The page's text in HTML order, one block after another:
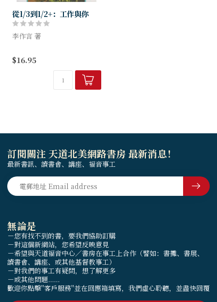
從1/3到1/2+：工作與你
李作言 著
班族，本書是必讀之書！實際
提供建立工作品格、同事相
處、開會、如何推銷自己等方
$16.95
無論是
－您有找不到的書，要我們協助訂購
－對這個新網站，您希望反映意見
－希望與天道福音中心／書房在事工上合作（譬如：書攤、書展、
讀書會、講座、或其他基督教事工）
－對我們的事工有疑問，想了解更多
－或其他問題......
歡迎你點擊"客戶服務"並在回應箱填寫，我們虛心聆聽，並盡快回覆
訂閱關注 天道北美網路書房 最新消息！
最新書訊、讀書會、講座、福音事工